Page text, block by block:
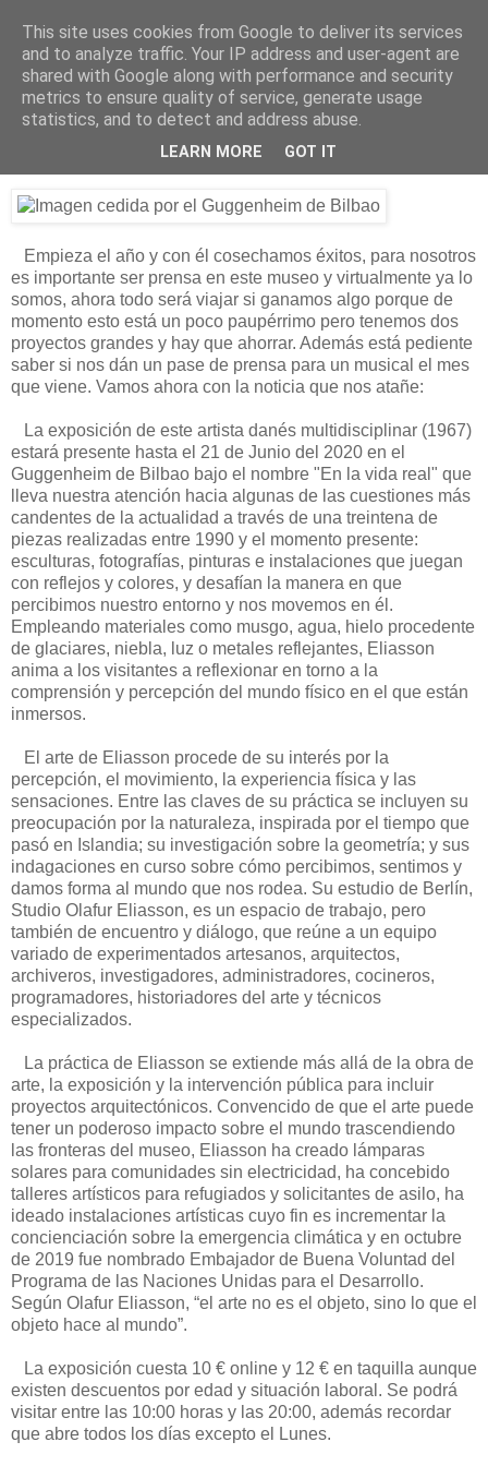
Está de pinga
17/2/20
Olafur Eliasson en el Guggenheim
Empieza el año y con él cosechamos éxitos, para nosotros
es importante ser prensa en este museo y virtualmente ya lo
somos, ahora todo será viajar si ganamos algo porque de
momento esto está un poco paupérrimo pero tenemos dos
proyectos grandes y hay que ahorrar. Además está pediente
saber si nos dán un pase de prensa para un musical el mes
que viene. Vamos ahora con la noticia que nos atañe:
La exposición de este artista danés multidisciplinar (1967)
estará presente hasta el 21 de Junio del 2020 en el
Guggenheim de Bilbao bajo el nombre "En la vida real" que
lleva nuestra atención hacia algunas de las cuestiones más
candentes de la actualidad a través de una treintena de
piezas realizadas entre 1990 y el momento presente:
esculturas, fotografías, pinturas e instalaciones que juegan
con reflejos y colores, y desafían la manera en que
percibimos nuestro entorno y nos movemos en él.
Empleando materiales como musgo, agua, hielo procedente
de glaciares, niebla, luz o metales reflejantes, Eliasson
anima a los visitantes a reflexionar en torno a la
comprensión y percepción del mundo físico en el que están
inmersos.
El arte de Eliasson procede de su interés por la
percepción, el movimiento, la experiencia física y las
sensaciones. Entre las claves de su práctica se incluyen su
preocupación por la naturaleza, inspirada por el tiempo que
pasó en Islandia; su investigación sobre la geometría; y sus
indagaciones en curso sobre cómo percibimos, sentimos y
damos forma al mundo que nos rodea. Su estudio de Berlín,
Studio Olafur Eliasson, es un espacio de trabajo, pero
también de encuentro y diálogo, que reúne a un equipo
variado de experimentados artesanos, arquitectos,
archiveros, investigadores, administradores, cocineros,
programadores, historiadores del arte y técnicos
especializados.
La práctica de Eliasson se extiende más allá de la obra de
arte, la exposición y la intervención pública para incluir
proyectos arquitectónicos. Convencido de que el arte puede
tener un poderoso impacto sobre el mundo trascendiendo
las fronteras del museo, Eliasson ha creado lámparas
solares para comunidades sin electricidad, ha concebido
talleres artísticos para refugiados y solicitantes de asilo, ha
ideado instalaciones artísticas cuyo fin es incrementar la
concienciación sobre la emergencia climática y en octubre
de 2019 fue nombrado Embajador de Buena Voluntad del
Programa de las Naciones Unidas para el Desarrollo.
Según Olafur Eliasson, “el arte no es el objeto, sino lo que el
objeto hace al mundo”.
La exposición cuesta 10 € online y 12 € en taquilla aunque
existen descuentos por edad y situación laboral. Se podrá
visitar entre las 10:00 horas y las 20:00, además recordar
que abre todos los días excepto el Lunes.
This site uses cookies from Google to deliver its services
and to analyze traffic. Your IP address and user-agent are
shared with Google along with performance and security
metrics to ensure quality of service, generate usage
statistics, and to detect and address abuse.
LEARN MORE GOT IT